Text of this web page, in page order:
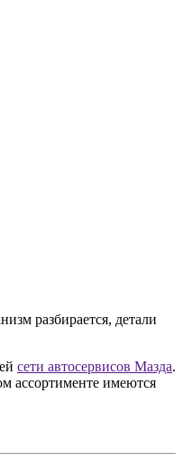
разбирается, детали
сети автосервисов Мазда.
ассортименте имеются